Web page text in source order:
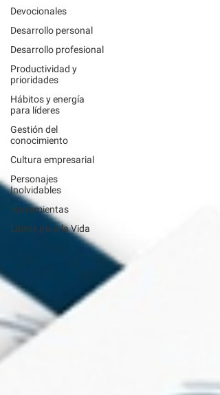
Devocionales
Desarrollo personal
Desarrollo profesional
Productividad y
prioridades
Hábitos y energía
para líderes
Gestión del
conocimiento
Cultura empresarial
Personajes
Inolvidables
Herramientas
Libros para la Vida